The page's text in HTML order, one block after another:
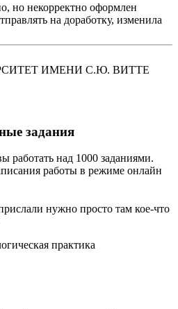
но некорректно оформлен
на доработку, изменила
ИМЕНИ С.Ю. ВИТТЕ
задания
работать над 1000 заданиями.
работы в режиме онлайн
нужно просто там кое-что
практика